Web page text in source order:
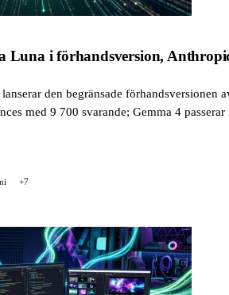
Luna i förhandsversion,
den begränsade
med 9 700 svarande; Gemma 4
+7